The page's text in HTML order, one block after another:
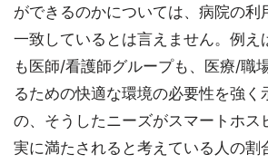
ができるのかについては、病院の利
一致しているとは言えません。例え
も医師/看護師グループも、医療/職
るための快適な環境の必要性を強く
の、そうしたニーズがスマートホス
実に満たされると考えている人の割